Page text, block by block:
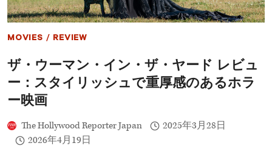
と
ピ
ー
ブ
ス
贈
る
MOVIES / REVIEW
ザ・ウーマン・イン・ザ・ヤード レビュ
ー：スタイリッシュで重厚感のあるホラ
ー映画
The Hollywood Reporter Japan
2025年3月28日
2026年4月19日